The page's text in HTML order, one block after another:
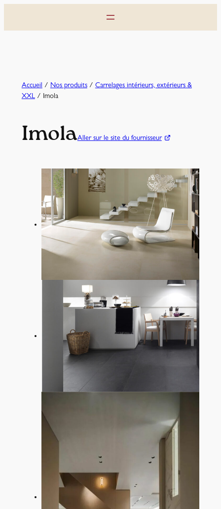
Accueil / Nos produits/ Carrelages intérieurs, extérieurs &
XXL/ Imola
ImolaAller sur le site du fournisseur